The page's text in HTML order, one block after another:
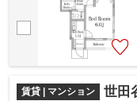
賃貸 | マンション 世田